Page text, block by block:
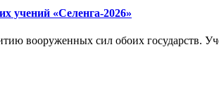
учений «Селенга-2026»
вооруженных сил обоих государств.